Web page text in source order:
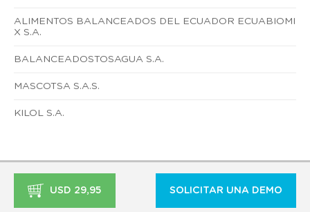
ALIMENTOS BALANCEADOS DEL ECUADOR ECUABIOMI
X S.A.
BALANCEADOSTOSAGUA S.A.
MASCOTSA S.A.S.
KILOL S.A.
USD 29,95 SOLICITAR UNA DEMO